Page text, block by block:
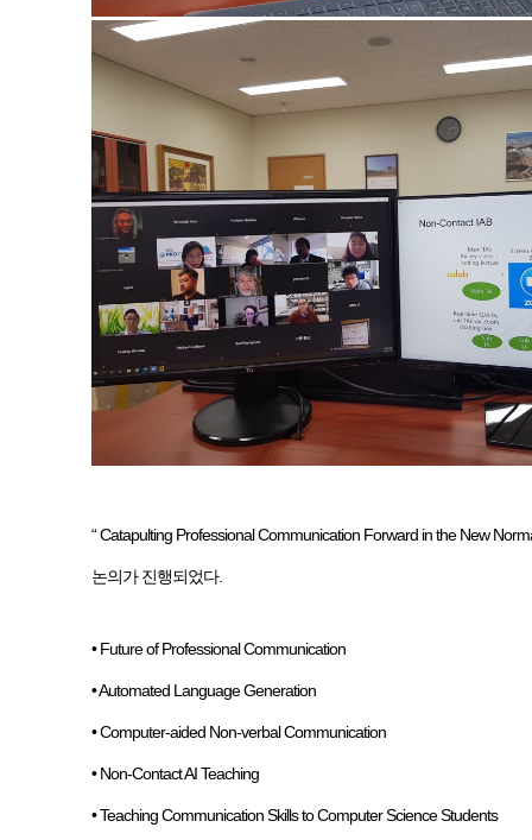
“ Catapulting Professional Communication Forward in the New
논의가 진행되었다.
• Future of Professional Communication
• Automated Language Generation
• Computer-aided Non-verbal Communication
• Non-Contact AI Teaching
• Teaching Communication Skills to Computer Science Students